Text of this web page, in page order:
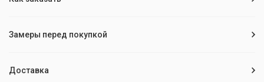
Замеры перед покупкой
Доставка